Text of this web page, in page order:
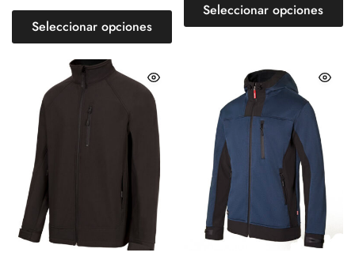
Seleccionar opciones
Seleccionar opciones